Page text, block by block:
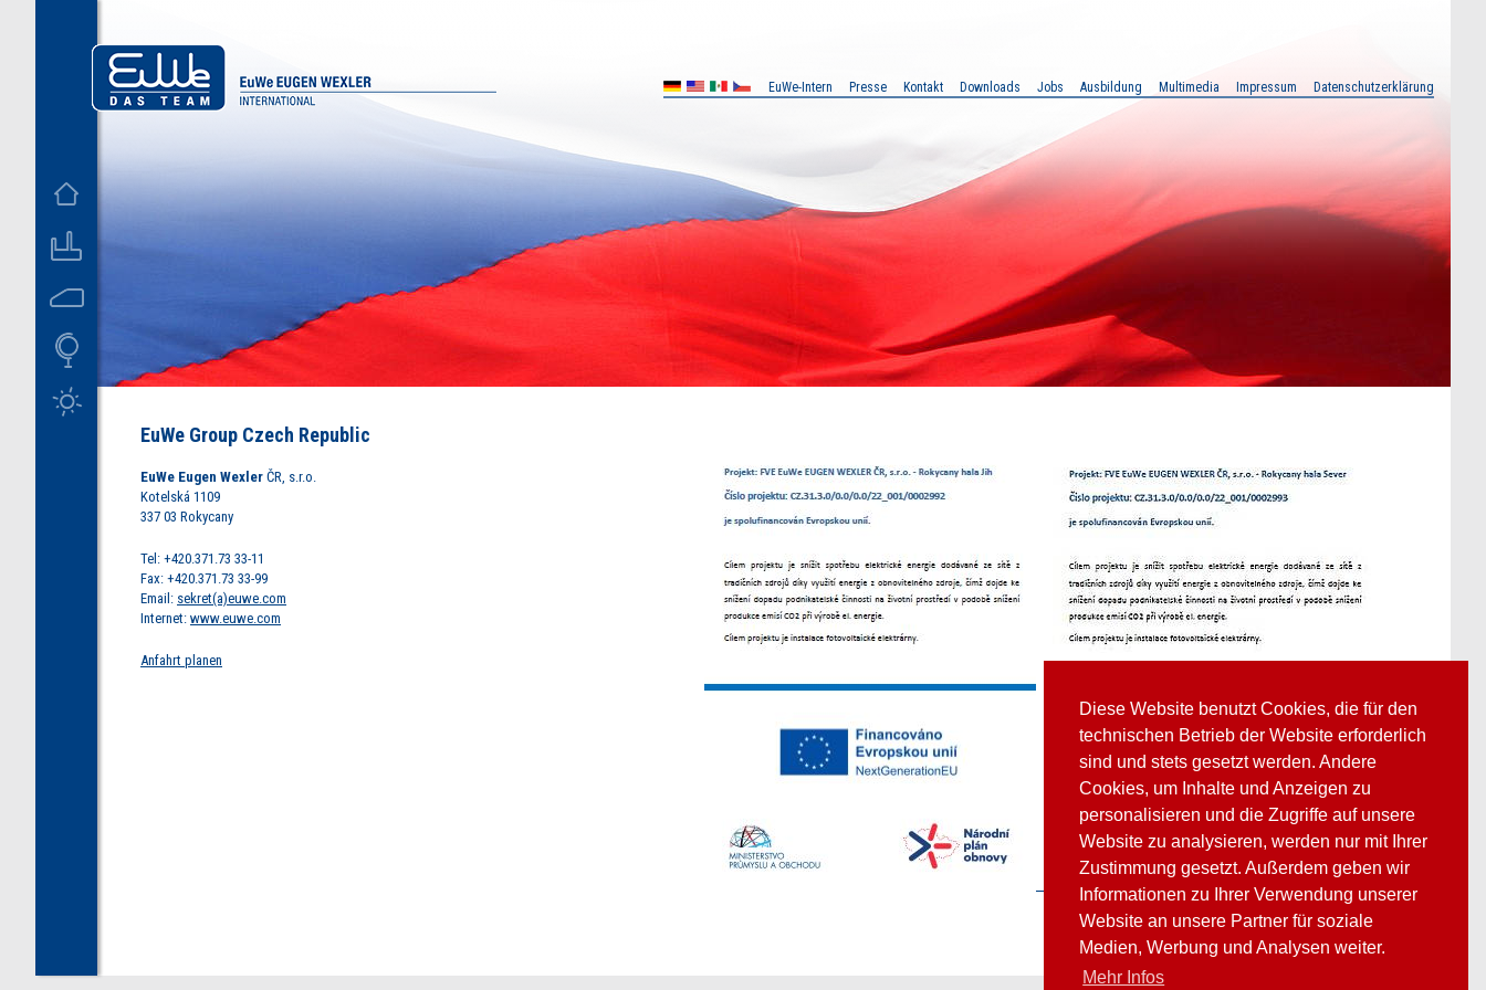
Diese Website benutzt Cookies, die für den
technischen Betrieb der Website erforderlich
sind und stets gesetzt werden. Andere
Cookies, um Inhalte und Anzeigen zu
personalisieren und die Zugriffe auf unsere
Website zu analysieren, werden nur mit Ihrer
Zustimmung gesetzt. Außerdem geben wir
Informationen zu Ihrer Verwendung unserer
Website an unsere Partner für soziale
Medien, Werbung und Analysen weiter.
Mehr Infos
EuWe Group Czech Republic
EuWe Eugen Wexler ČR, s.r.o.
Kotelská 1109
337 03 Rokycany
Tel: +420.371.73 33-11
Fax: +420.371.73 33-99
Email: sekret(a)euwe.com
Internet: www.euwe.com
Anfahrt planen
D US MX EuWe-Intern Presse Kontakt Downloads Jobs Ausbildung Multimedia Impressum Datenschutzerklärung